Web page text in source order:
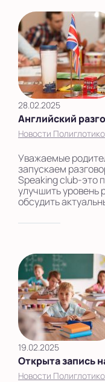
28.02.2025
Английский
Новости
Уважаемые
запускаем
Speaking club-это
улучшить уровень
обсудить
19.02.2025
Открыта запись
Новости